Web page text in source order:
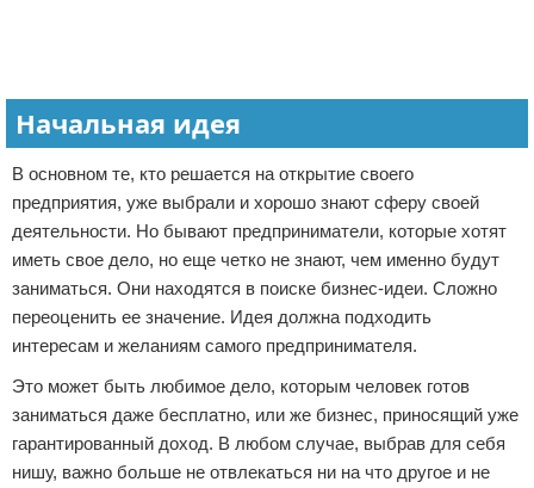
Начальная идея
В основном те, кто решается на открытие своего
предприятия, уже выбрали и хорошо знают сферу своей
деятельности. Но бывают предприниматели, которые хотят
иметь свое дело, но еще четко не знают, чем именно будут
заниматься. Они находятся в поиске бизнес-идеи. Сложно
переоценить ее значение. Идея должна подходить
интересам и желаниям самого предпринимателя.
Это может быть любимое дело, которым человек готов
заниматься даже бесплатно, или же бизнес, приносящий уже
гарантированный доход. В любом случае, выбрав для себя
нишу, важно больше не отвлекаться ни на что другое и не